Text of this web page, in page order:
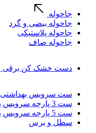
جاحوله
جاحوله بیضی و گرد
جاحوله پلاستیکی
جاحوله صاف
دست خشک کن برقی
ست سرویس بهداشتی
ست 3 پارچه سرویس بهداشتی
ست 5 پارچه سرویس بهداشتی
سطل و برس